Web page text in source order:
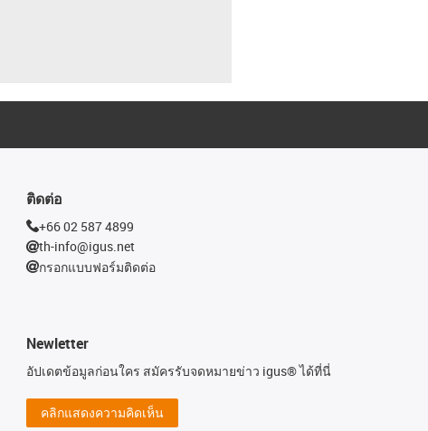
ติดต่อ
+66 02 587 4899
th-info@igus.net
กรอกแบบฟอร์มติดต่อ
Newletter
อัปเดตข้อมูลก่อนใคร สมัครรับจดหมายข่าว igus® ได้ที่นี่
คลิกแสดงความคิดเห็น